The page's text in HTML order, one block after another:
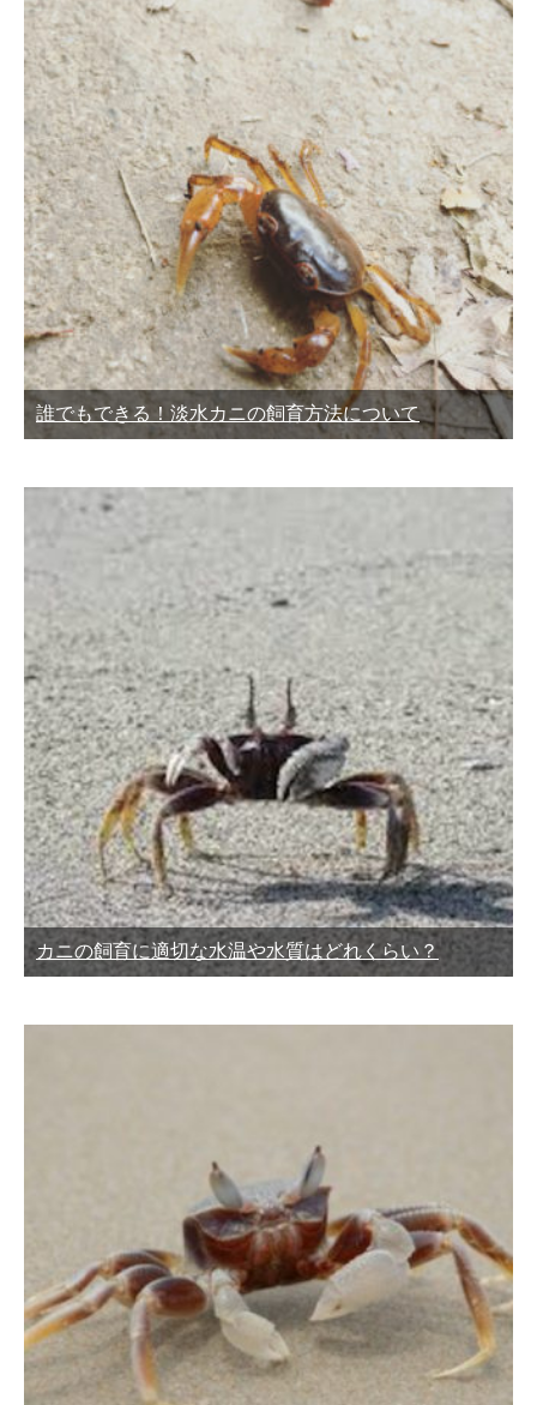
誰でもできる！淡水カニの飼育方法について
カニの飼育に適切な水温や水質はどれくらい？